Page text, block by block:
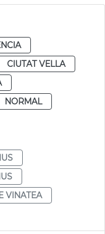
CIUTAT VELLA
NORMAL
VINATEA